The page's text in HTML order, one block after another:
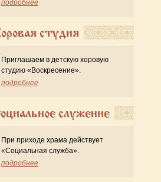
подробнее
Хоровая студия
Приглашаем в детскую хоровую
студию «Воскресение».
подробнее
Социальное служение
При приходе храма действует
«Cоциальная служба».
подробнее